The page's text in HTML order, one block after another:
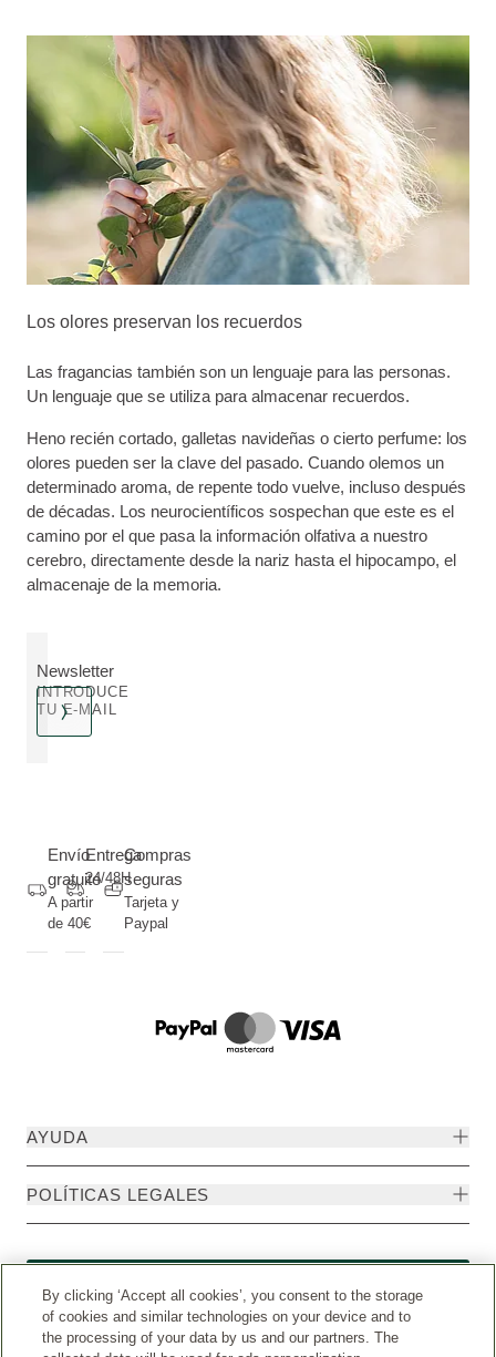
Los olores preservan los recuerdos
Las fragancias también son un lenguaje para las personas.
Un lenguaje que se utiliza para almacenar recuerdos.
Heno recién cortado, galletas navideñas o cierto perfume: los
olores pueden ser la clave del pasado. Cuando olemos un
determinado aroma, de repente todo vuelve, incluso después
de décadas. Los neurocientíficos sospechan que este es el
camino por el que pasa la información olfativa a nuestro
cerebro, directamente desde la nariz hasta el hipocampo, el
almacenaje de la memoria.
Newsletter
INTRODUCE
TU E-MAIL
Envío
gratuito
A partir
de 40€
Entrega
24/48H
Compras
seguras
Tarjeta y
Paypal
AYUDA
POLÍTICAS LEGALES
By clicking ‘Accept all cookies’, you consent to the storage
of cookies and similar technologies on your device and to
the processing of your data by us and our partners. The